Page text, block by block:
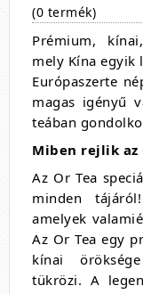
(0 termék)
Prémium,
mely Kína egyik
Európaszerte
magas igényű
teában
Miben rejlik az
Az Or Tea
minden
amelyek
Az Or Tea egy
kínai
tükrözi. A